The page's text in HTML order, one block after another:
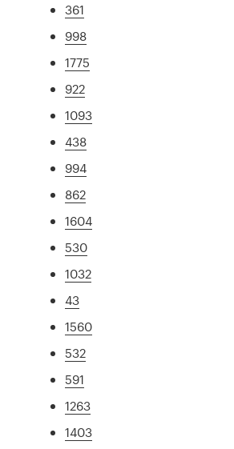
361
998
1775
922
1093
438
994
862
1604
530
1032
43
1560
532
591
1263
1403